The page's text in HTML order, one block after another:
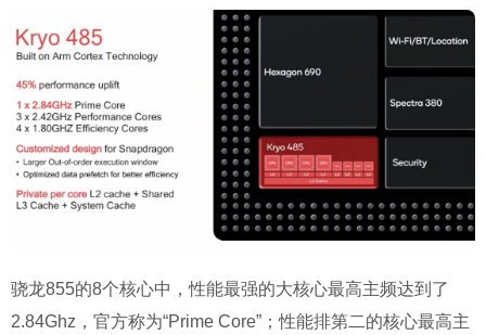
骁龙855的8个核心中，性能最强的大核心最高主频达到了
2.84Ghz，官方称为“Prime Core”；性能排第二的核心最高主